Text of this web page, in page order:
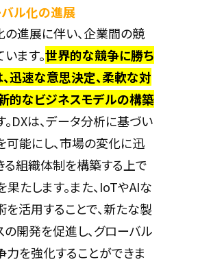
ル化の進展
の進展に伴い、企業間の競
ます。世界的な競争に勝ち
迅速な意思決定、柔軟な対
的なビジネスモデルの構築
。DXは、データ分析に基づい
可能にし、市場の変化に迅
る組織体制を構築する上で
たします。また、IoTやAIな
活用することで、新たな製
開発を促進し、グローバル
を強化することができま